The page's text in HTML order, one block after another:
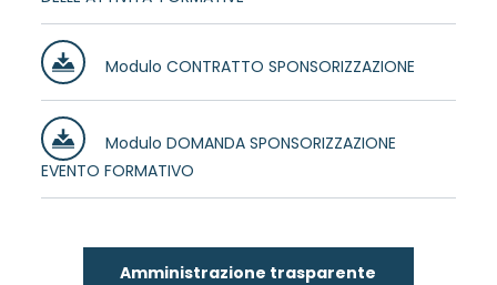
Modulo CONTRATTO SPONSORIZZAZIONE
Modulo DOMANDA SPONSORIZZAZIONE
EVENTO FORMATIVO
Amministrazione trasparente